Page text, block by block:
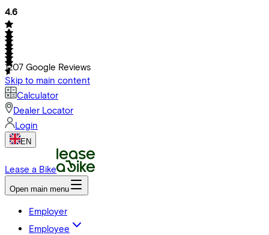
4.6
1207 Google Reviews
Skip to main content
Calculator
Dealer Locator
Login
EN
Lease a Bike
Open main menu
Employer
Employee